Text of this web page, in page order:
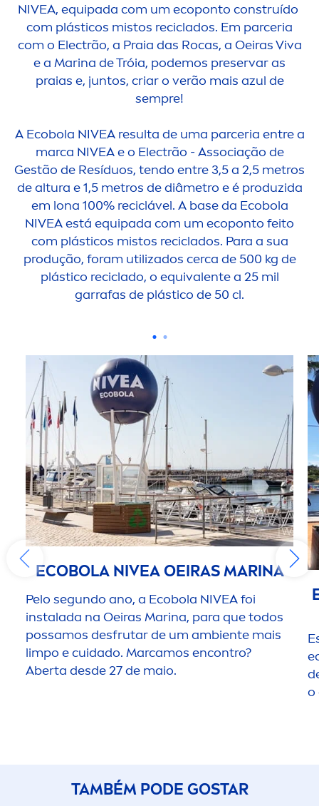
NIVEA, equipada com um ecoponto construído
com plásticos mistos reciclados. Em parceria
com o Electrão, a Praia das Rocas, a Oeiras Viva
e a Marina de Tróia, podemos preservar as
praias e, juntos, criar o verão mais azul de
sempre!
A Ecobola NIVEAresulta de uma parceria entre a
marca NIVEAe o Electrão - Associação de
Gestão de Resíduos, tendo entre 3,5 a 2,5 metros
de altura e 1,5 metros de diâmetro e é produzida
em lona 100% reciclável. A base da Ecobola
NIVEAestá equipada com um ecoponto feito
com plásticos mistos reciclados. Para a sua
produção, foram utilizados cerca de 500 kg de
plástico reciclado, o equivalente a 25 mil
garrafas de plástico de 50 cl.
ECOBOLA NIVEAOEIRAS MARINA
Pelo segundo ano, a Ecobola NIVEAfoi
instalada na Oeiras Marina, para que todos
possamos desfrutar de um ambiente mais
limpo e cuidado. Marcamos encontro?
Aberta desde 27 de maio.
o
TAMBÉM PODE GOSTAR